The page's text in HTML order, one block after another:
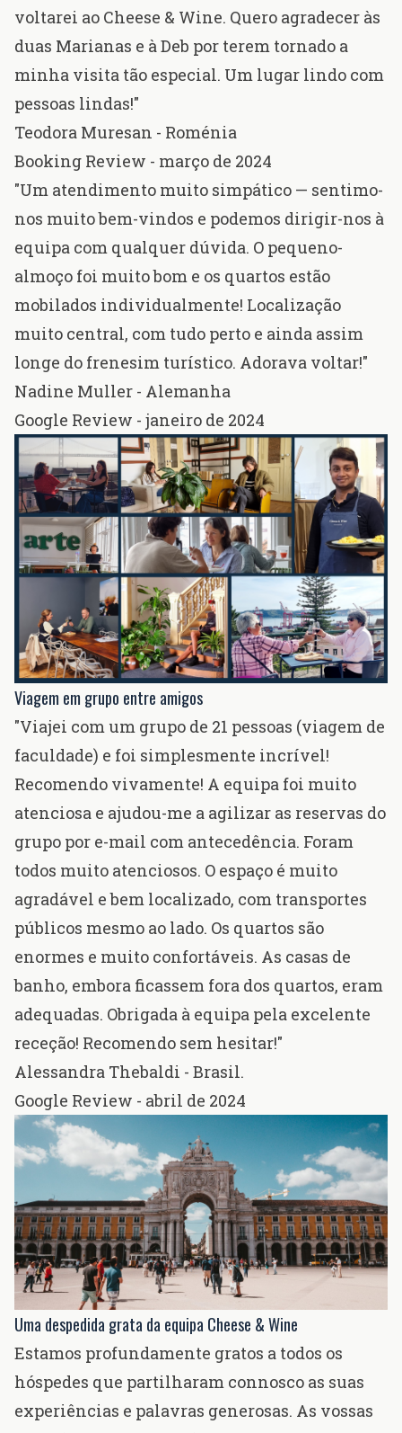
voltarei ao Cheese & Wine. Quero agradecer às
duas Marianas e à Deb por terem tornado a
minha visita tão especial. Um lugar lindo com
pessoas lindas!"
Teodora Muresan - Roménia
Booking Review - março de 2024
"Um atendimento muito simpático — sentimo-
nos muito bem-vindos e podemos dirigir-nos à
equipa com qualquer dúvida. O pequeno-
almoço foi muito bom e os quartos estão
mobilados individualmente! Localização
muito central, com tudo perto e ainda assim
longe do frenesim turístico. Adorava voltar!"
Nadine Muller - Alemanha
Google Review - janeiro de 2024
Viagem em grupo entre amigos
"Viajei com um grupo de 21 pessoas (viagem de
faculdade) e foi simplesmente incrível!
Recomendo vivamente! A equipa foi muito
atenciosa e ajudou-me a agilizar as reservas do
grupo por e-mail com antecedência. Foram
todos muito atenciosos. O espaço é muito
agradável e bem localizado, com transportes
públicos mesmo ao lado. Os quartos são
enormes e muito confortáveis. As casas de
banho, embora ficassem fora dos quartos, eram
adequadas. Obrigada à equipa pela excelente
receção! Recomendo sem hesitar!"
Alessandra Thebaldi - Brasil.
Google Review - abril de 2024
Uma despedida grata da equipa Cheese & Wine
Estamos profundamente gratos a todos os
hóspedes que partilharam connosco as suas
experiências e palavras generosas. As vossas